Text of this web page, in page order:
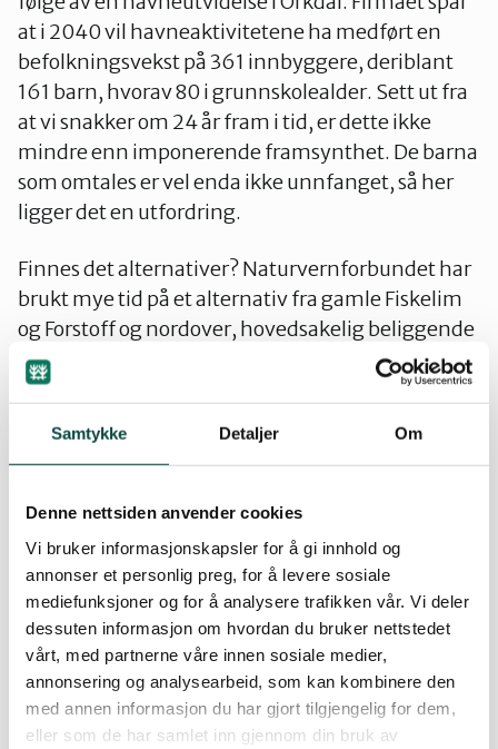
Samtykke Detaljer Om
Denne nettsiden anvender cookies
Vi bruker informasjonskapsler for å gi innhold og
annonser et personlig preg, for å levere sosiale
mediefunksjoner og for å analysere trafikken vår. Vi deler
dessuten informasjon om hvordan du bruker nettstedet
vårt, med partnerne våre innen sosiale medier,
annonsering og analysearbeid, som kan kombinere den
med annen informasjon du har gjort tilgjengelig for dem,
eller som de har samlet inn gjennom din bruk av
at i 2040 vil havneaktivitetene ha medført en
befolkningsvekst på 361 innbyggere, deriblant
161 barn, hvorav 80 i grunnskolealder. Sett ut fra
at vi snakker om 24 år fram i tid, er dette ikke
mindre enn imponerende framsynthet. De barna
som omtales er vel enda ikke unnfanget, så her
ligger det en utfordring.
Finnes det alternativer? Naturvernforbundet har
brukt mye tid på et alternativ fra gamle Fiskelim
og Forstoff og nordover, hovedsakelig beliggende
i Skaun kommune. En etablering her ville ha flere
fordeler, både miljømessig og trafikkmessig.
for havnevirksomhet. Samtidig vet vi at havna
som er interessert i havneutbygging. Havna har
lovet å bidra med industrihavn når dette er
aktuelt. Men, det var altså ikke konteinertrafikk
en hadde sett for seg, og da så!!! En utbygging ved
Orkanger og utløpet av Orkla medfører mudring
og flytting av en million kubikkmeter masse. Hva
ville det tilsvarende arbeid koste på Skaunsida?
Sjøl om en sier at det er vanskelig grunn i